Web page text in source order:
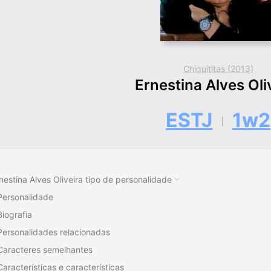
Chiquititas (2013)
Ernestina Alves
ESTJ 1w2
Alves Oliveira tipo de personalidade
relacionadas
semelhantes
e características